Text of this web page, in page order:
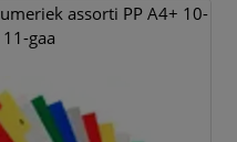
assorti PP A4+ 10-
gaa